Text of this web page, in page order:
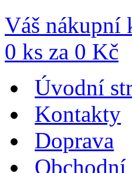
Váš nákupní
0 ks za 0 Kč
Úvodní
Kontakty
Doprava